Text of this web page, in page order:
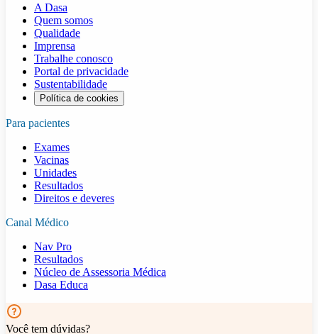
A Dasa
Quem somos
Qualidade
Imprensa
Trabalhe conosco
Portal de privacidade
Sustentabilidade
Política de cookies
Para pacientes
Exames
Vacinas
Unidades
Resultados
Direitos e deveres
Canal Médico
Nav Pro
Resultados
Núcleo de Assessoria Médica
Dasa Educa
Você tem dúvidas?